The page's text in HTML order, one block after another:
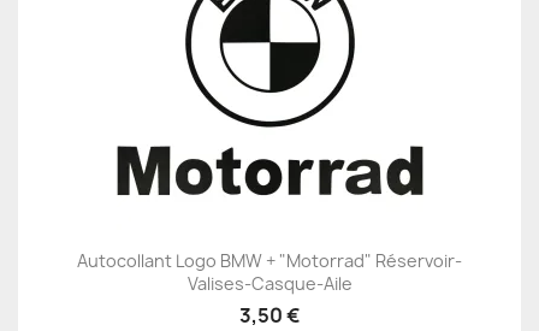
Autocollant Logo BMW + "Motorrad" Réservoir-
Valises-Casque-Aile
3,50 €